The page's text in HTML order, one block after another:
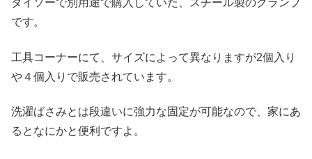
ダイソーで別用途で購入していた、スチール製のクランプ
です。
工具コーナーにて、サイズによって異なりますが2個入り
や４個入りで販売されています。
洗濯ばさみとは段違いに強力な固定が可能なので、家にあ
るとなにかと便利ですよ。